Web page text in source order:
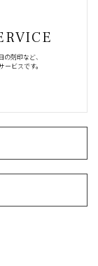
刻印など、
ビスです。